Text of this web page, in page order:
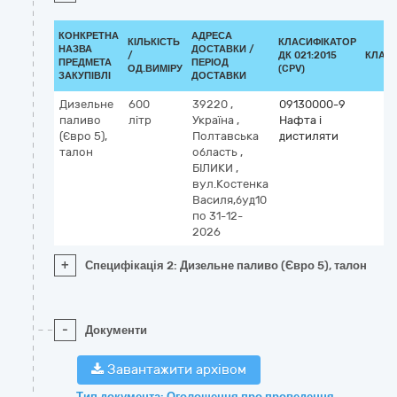
КОНКРЕТНА
НАЗВА
ПРЕДМЕТА
ЗАКУПІВЛІ
КІЛЬКІСТЬ
/
ОД.ВИМІРУ
АДРЕСА
ДОСТАВКИ /
ПЕРІОД
ДОСТАВКИ
КЛАСИФІКАТОР
ДК 021:2015
(CPV)
Дизельне
паливо
(Євро 5),
талон
600
літр
39220 ,
Україна ,
Полтавська
область ,
БІЛИКИ ,
вул.Костенка
Василя,буд10
по 31-12-
2026
09130000-9
Нафта і
дистиляти
+ Специфікація 2: Дизельне паливо (Євро 5), талон
- Документи
Завантажити архівом